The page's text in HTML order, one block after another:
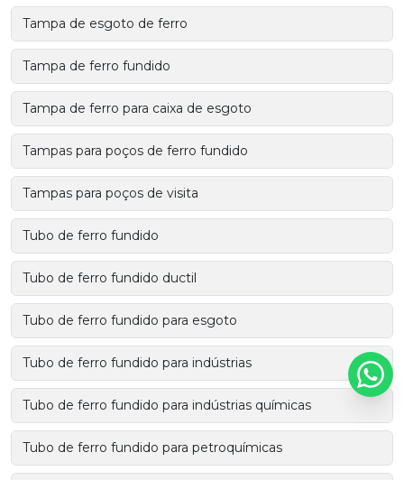
Tampa de esgoto de ferro
Tampa de ferro fundido
Tampa de ferro para caixa de esgoto
Tampas para poços de ferro fundido
Tampas para poços de visita
Tubo de ferro fundido
Tubo de ferro fundido ductil
Tubo de ferro fundido para esgoto
Tubo de ferro fundido para indústrias
Tubo de ferro fundido para indústrias químicas
Tubo de ferro fundido para petroquímicas